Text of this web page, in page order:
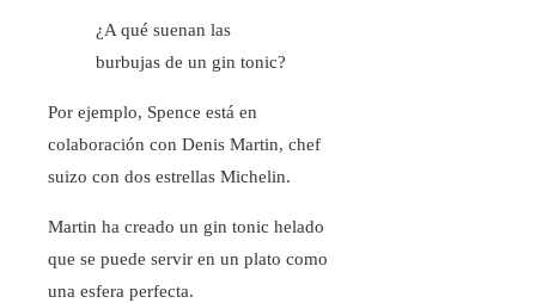
¿A qué suenan las
burbujas de un gin tonic?
Por ejemplo, Spence está en
colaboración con Denis Martin, chef
suizo con dos estrellas Michelin.
Martin ha creado un gin tonic helado
que se puede servir en un plato como
una esfera perfecta.